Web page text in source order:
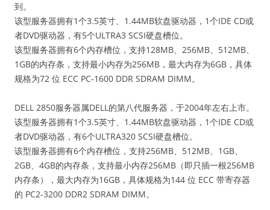
到。
该型服务器拥有1个3.5英寸、1.44MB软盘驱动器，1个IDE CD或
者DVD驱动器，有5个ULTRA3 SCSI硬盘槽位。
该型服务器拥有6个内存槽位，支持128MB、256MB、512MB、
1GB的内存条，支持最小内存为256MB，最大内存为6GB，具体
规格为72 位 ECC PC-1600 DDR SDRAM DIMM。
DELL 2850服务器属DELL的第八代服务器，于2004年左右上市。
该型服务器拥有1个3.5英寸、1.44MB软盘驱动器，1个IDE CD或
者DVD驱动器，有6个ULTRA320 SCSI硬盘槽位。
该型服务器拥有6个内存槽位，支持256MB、512MB、1GB、
2GB、4GB的内存条，支持最小内存256MB（即只插一根256MB
内存条），最大内存为16GB，具体规格为144 位 ECC 带寄存器
的 PC2-3200 DDR2 SDRAM DIMM。